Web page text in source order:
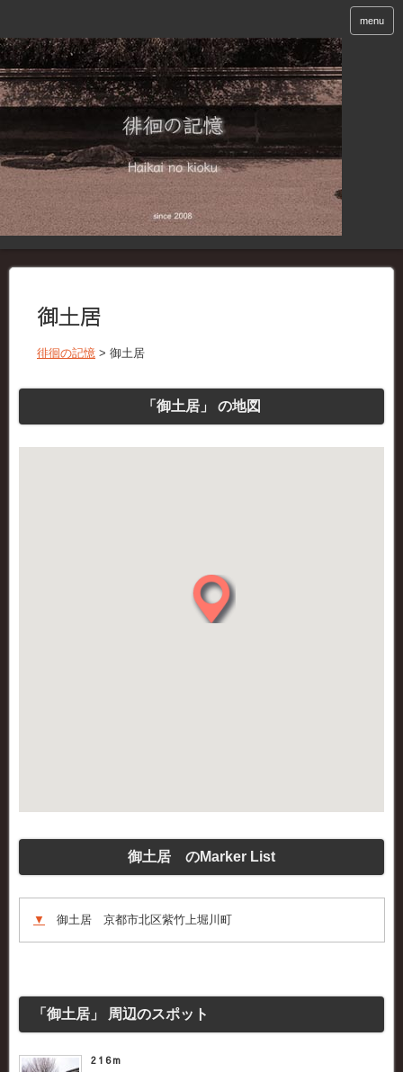
menu
御土居
徘徊の記憶 > 御土居
「御土居」 の地図
御土居 のMarker List
▼ 御土居 京都市北区紫竹上堀川町
「御土居」 周辺のスポット
216m